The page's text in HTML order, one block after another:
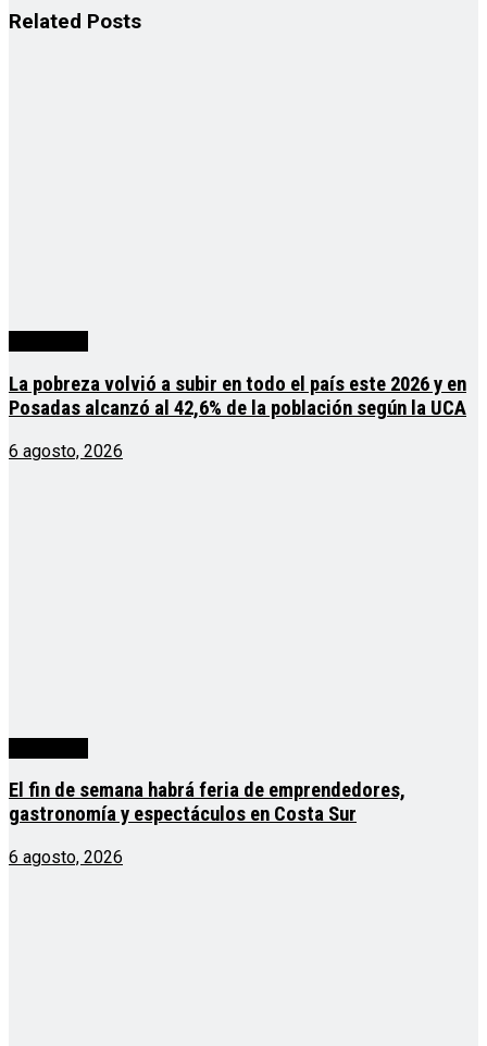
Related Posts
La pobreza volvió a subir en todo el país este 2026 y en
Posadas alcanzó al 42,6% de la población según la UCA
6 agosto, 2026
El fin de semana habrá feria de emprendedores,
gastronomía y espectáculos en Costa Sur
6 agosto, 2026